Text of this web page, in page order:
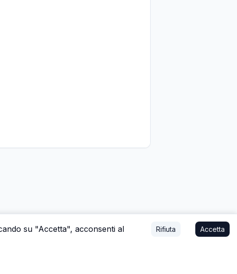
su "Accetta", acconsenti al
Rifiuta Accetta